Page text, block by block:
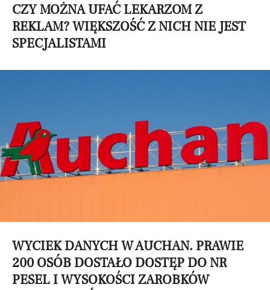
CZY MOŻNA UFAĆ LEKARZOM Z
REKLAM? WIĘKSZOŚĆ Z NICH NIE JEST
SPECJALISTAMI
WYCIEK DANYCH W AUCHAN. PRAWIE
200 OSÓB DOSTAŁO DOSTĘP DO NR
PESEL I WYSOKOŚCI ZAROBKÓW